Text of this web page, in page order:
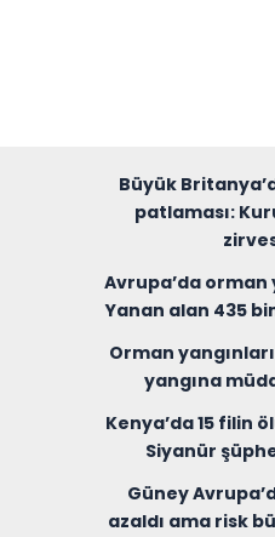
Büyük
patlaması:
Avrupa’da orman
Yanan alan 435
Orman
yangına
Kenya’da 15 filin
Siyanür
Güney
azaldı ama risk